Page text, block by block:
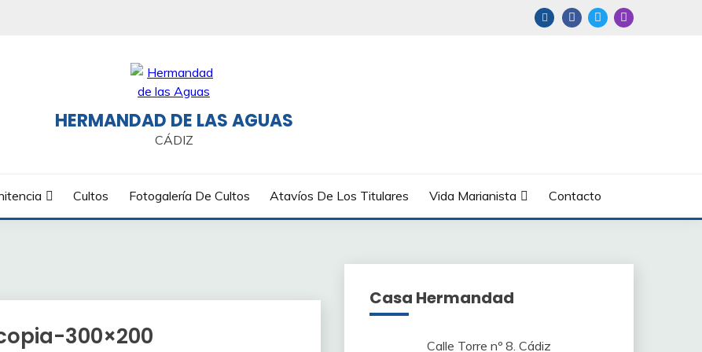
HERMANDAD DE LAS AGUAS
CÁDIZ
Cultos Fotogalería De Cultos Atavíos De Los Titulares Vida Marianista Contacto
300×200
Casa Hermandad
Calle Torre nº 8. Cádiz